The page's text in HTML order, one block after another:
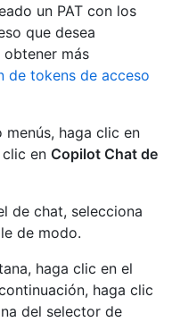
un PAT con los
que desea
obtener más
de tokens de acceso
menús, haga clic en
en Copilot Chat de
de chat, selecciona
de modo.
haga clic en el
haga clic
del selector de